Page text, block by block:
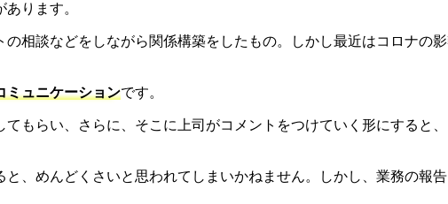
ります。
相談などをしながら関係構築をしたもの。しかし最近はコロナの
ミュニケーションです。
もらい、さらに、そこに上司がコメントをつけていく形にすると
、めんどくさいと思われてしまいかねません。しかし、業務の報